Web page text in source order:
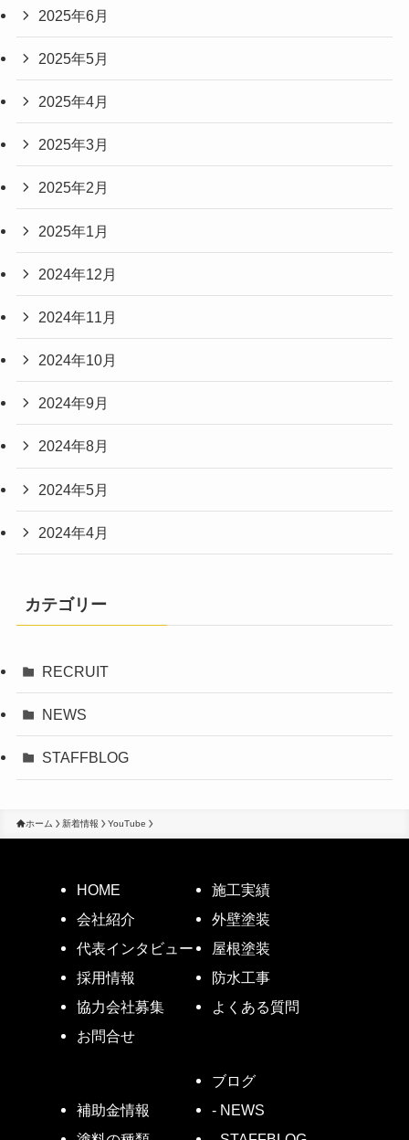
2025年6月
2025年5月
2025年4月
2025年3月
2025年2月
2025年1月
2024年12月
2024年11月
2024年10月
2024年9月
2024年8月
2024年5月
2024年4月
カテゴリー
RECRUIT
NEWS
STAFFBLOG
ホーム 新着情報 YouTube
HOME
会社紹介
代表インタビュー
採用情報
協力会社募集
お問合せ
施工実績
外壁塗装
屋根塗装
防水工事
よくある質問
補助金情報
ブログ
- NEWS